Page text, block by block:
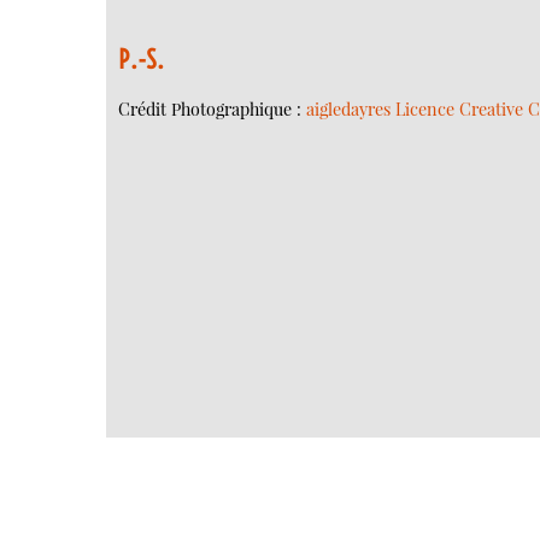
P.-S.
Crédit Photographique :aigledayres Licence Creative